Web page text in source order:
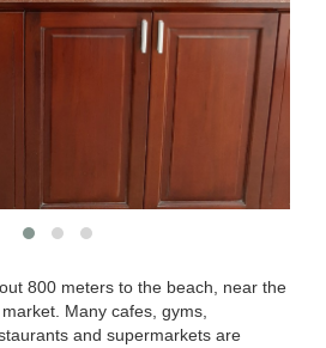
800 meters to the beach, near the
Many cafes, gyms,
and supermarkets are